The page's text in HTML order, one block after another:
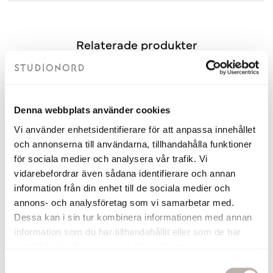
Denna webbplats använder cookies
Vi använder enhetsidentifierare för att anpassa innehållet
och annonserna till användarna, tillhandahålla funktioner
för sociala medier och analysera vår trafik. Vi
vidarebefordrar även sådana identifierare och annan
information från din enhet till de sociala medier och
annons- och analysföretag som vi samarbetar med.
Dessa kan i sin tur kombinera informationen med annan
information som du har tillhandahållit eller som de har
Relaterade produkter
Tvättställsblandare Alice Krom Tvättställsblandare Alice